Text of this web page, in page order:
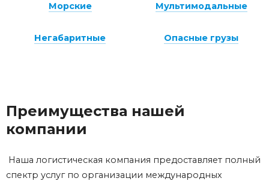
Преимущества нашей
компании
Наша логистическая компания предоставляет полный
спектр услуг по организации международных
Морские Мультимодальные
Негабаритные Опасные грузы